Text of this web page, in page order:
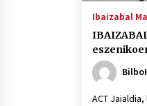
Ibaizabal
ACT